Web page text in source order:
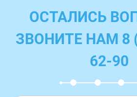
ОСТАЛИСЬ
ЗВОНИТЕ НАМ 8
62-90